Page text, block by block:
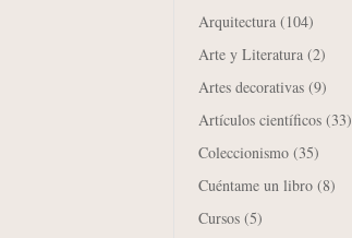
Arquitectura (104)
Arte y Literatura (2)
Artes decorativas (9)
Artículos científicos (33)
Coleccionismo (35)
Cuéntame un libro (8)
Cursos (5)